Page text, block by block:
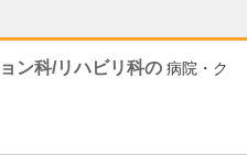
ン科/リハビリ科の 病院・ク